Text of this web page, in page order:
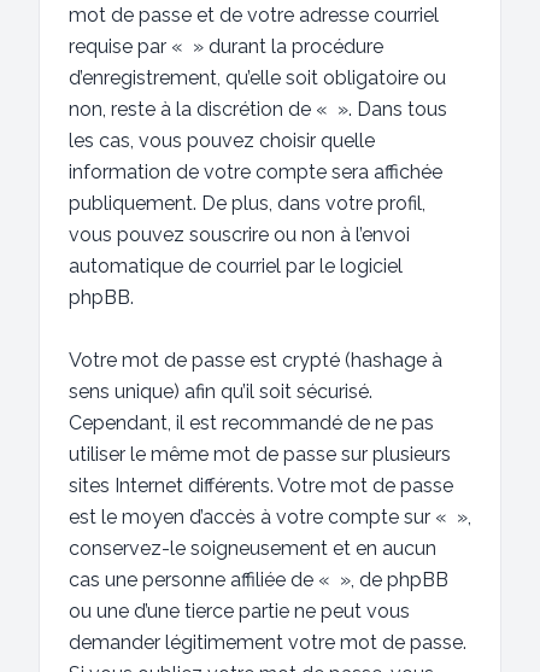
mot de passe et de votre adresse courriel
requise par « » durant la procédure
d’enregistrement, qu’elle soit obligatoire ou
non, reste à la discrétion de « ». Dans tous
les cas, vous pouvez choisir quelle
information de votre compte sera affichée
publiquement. De plus, dans votre profil,
vous pouvez souscrire ou non à l’envoi
automatique de courriel par le logiciel
phpBB.
Votre mot de passe est crypté (hashage à
sens unique) afin qu’il soit sécurisé.
Cependant, il est recommandé de ne pas
utiliser le même mot de passe sur plusieurs
sites Internet différents. Votre mot de passe
est le moyen d’accès à votre compte sur « »,
conservez-le soigneusement et en aucun
cas une personne affiliée de « », de phpBB
ou une d’une tierce partie ne peut vous
demander légitimement votre mot de passe.